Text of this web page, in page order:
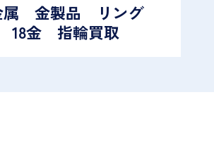
属 金製品 リング
18金 指輪買取